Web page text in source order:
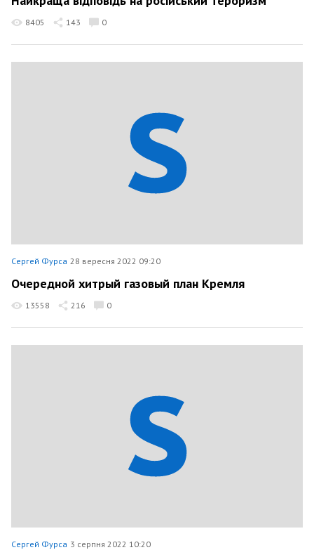
8405 143 0
Сергей Фурса 28 вересня 2022 09:20
Очередной хитрый газовый план Кремля
13558 216 0
Сергей Фурса 3 серпня 2022 10:20